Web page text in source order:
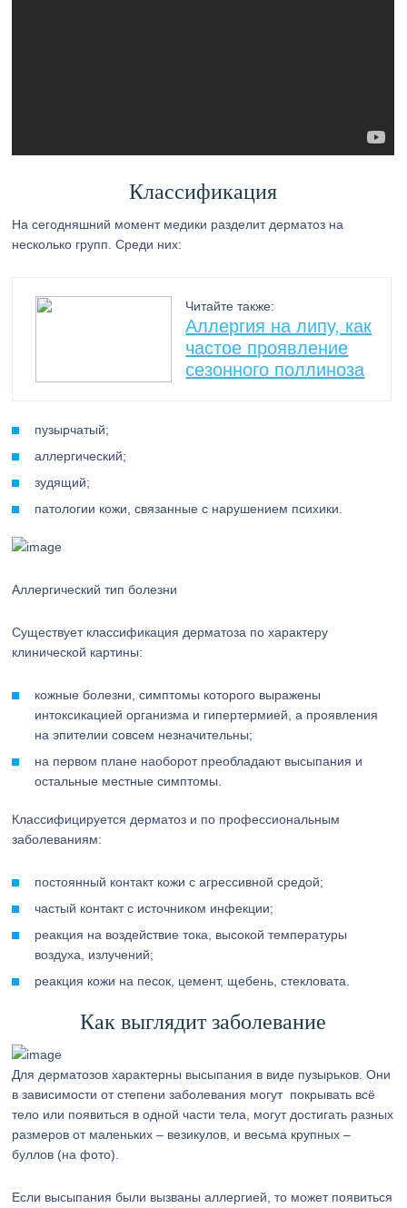
Классификация
На сегодняшний момент медики разделит дерматоз на
несколько групп. Среди них:
Читайте также:
Аллергия на липу, как
частое проявление
сезонного поллиноза
пузырчатый;
аллергический;
зудящий;
патологии кожи, связанные с нарушением психики.
Аллергический тип болезни
Существует классификация дерматоза по характеру
клинической картины:
кожные болезни, симптомы которого выражены
интоксикацией организма и гипертермией, а проявления
на эпителии совсем незначительны;
на первом плане наоборот преобладают высыпания и
остальные местные симптомы.
Классифицируется дерматоз и по профессиональным
заболеваниям:
постоянный контакт кожи с агрессивной средой;
частый контакт с источником инфекции;
реакция на воздействие тока, высокой температуры
воздуха, излучений;
реакция кожи на песок, цемент, щебень, стекловата.
Как выглядит заболевание
Для дерматозов характерны высыпания в виде пузырьков. Они
в зависимости от степени заболевания могут покрывать всё
тело или появиться в одной части тела, могут достигать разных
размеров от маленьких – везикулов, и весьма крупных –
буллов (на фото).
Если высыпания были вызваны аллергией, то может появиться